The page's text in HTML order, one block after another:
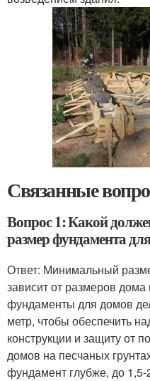
Связанные
Вопрос 1: Какой
размер фундамента
Ответ: Минимальный
зависит от размеров
фундаменты для домов
метр, чтобы обеспечить
конструкции и защиту от
домов на песчаных
фундамент глубже, до 1,5-